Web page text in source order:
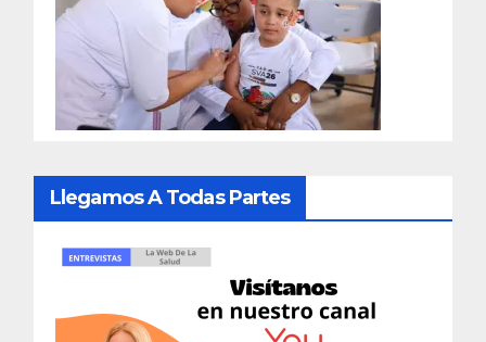
Llegamos A Todas Partes